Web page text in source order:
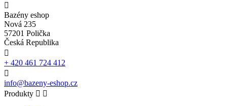

Bazény eshop
Nová 235
57201 Polička
Česká Republika

+ 420 461 724 412

info@bazeny-eshop.cz
Produkty  